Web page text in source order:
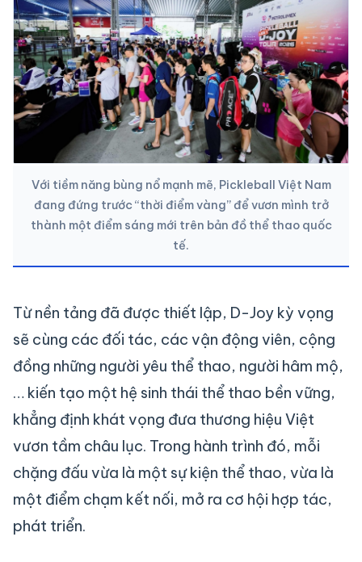
Với tiềm năng bùng nổ mạnh mẽ, Pickleball Việt Nam
đang đứng trước “thời điểm vàng” để vươn mình trở
thành một điểm sáng mới trên bản đồ thể thao quốc
tế.
Từ nền tảng đã được thiết lập, D-Joy kỳ vọng
sẽ cùng các đối tác, các vận động viên, cộng
đồng những người yêu thể thao, người hâm mộ,
… kiến tạo một hệ sinh thái thể thao bền vững,
khẳng định khát vọng đưa thương hiệu Việt
vươn tầm châu lục. Trong hành trình đó, mỗi
chặng đấu vừa là một sự kiện thể thao, vừa là
một điểm chạm kết nối, mở ra cơ hội hợp tác,
phát triển.